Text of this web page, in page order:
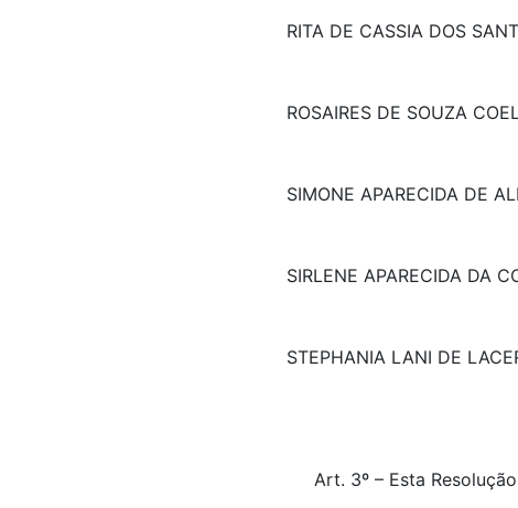
RITA DE CASSIA DOS
ROSAIRES DE SOUZA
SIMONE APARECIDA DE
SIRLENE APARECIDA DA
STEPHANIA LANI DE
Art. 3º – Esta